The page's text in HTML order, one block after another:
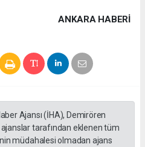
ANKARA HABERİ
Ajansı (İHA), Demirören
tarafından eklenen tüm
müdahalesi olmadan ajans